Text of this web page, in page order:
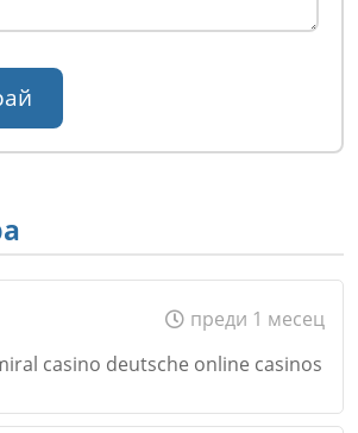
преди 1 месец
casino deutsche online casinos